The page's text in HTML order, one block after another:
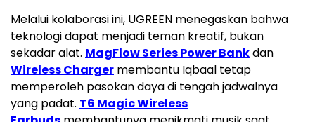
Melalui kolaborasi ini, UGREEN menegaskan bahwa
teknologi dapat menjadi teman kreatif, bukan
sekadar alat. MagFlow Series Power Bankdan
Wireless Charger membantu Iqbaal tetap
memperoleh pasokan daya di tengah jadwalnya
yang padat. T6 Magic Wireless